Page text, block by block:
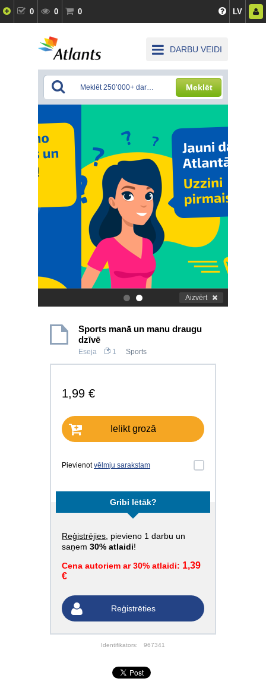
0 0 0 LV
DARBU VEIDI
Meklēt
. Aizvērt
Sports manā un manu draugu
dzīvē
Eseja 1 Sports
1,99 €
Ielikt grozā
Pievienotvēlmju sarakstam
Gribi lētāk?
Reģistrējies , pievieno 1 darbu un
saņem 30% atlaidi!
Cena autoriem ar 30% atlaidi: 1,39
€
Reģistrēties
Identifikators: 967341